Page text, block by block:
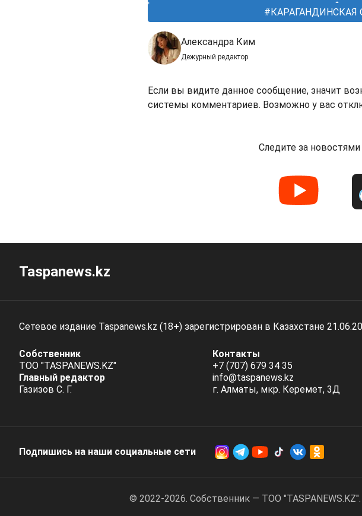
КАРАГАНДИНСКАЯ
Александра Ким
Дежурный редактор
Если вы видите данное сообщение, значит
системы комментариев. Возможно у вас
Следите за новостями
Taspanews.kz
Сетевое издание Taspanews.kz (18+) зарегистрирован в Казахстане
Собственник
ТОО "TASPANEWS.KZ"
Главный редактор
Газизов С. Г.
Контакты
+7 (707) 679 34 35
info@taspanews.kz
г. Алматы, мкр. Керемет, 3Д
Подпишись на наши социальные cети
© 2022-2026. Собственник — ТОО